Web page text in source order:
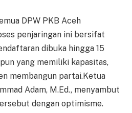
DPW PKB Aceh
penjaringan ini bersifat
dibuka hingga 15
yang memiliki kapasitas,
membangun partai.Ketua
Adam, M.Ed., menyambut
dengan optimisme.